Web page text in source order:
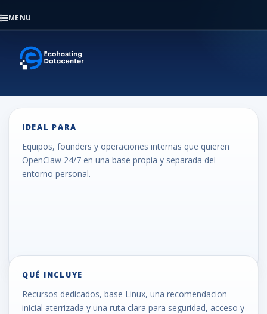
MENU
IDEAL PARA
Equipos, founders y operaciones internas que quieren
OpenClaw 24/7 en una base propia y separada del
entorno personal.
QUÉ INCLUYE
Recursos dedicados, base Linux, una recomendacion
inicial aterrizada y una ruta clara para seguridad, acceso y